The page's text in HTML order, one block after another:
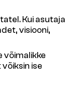
Kui asutaja
visiooni,
võimalikke
ise